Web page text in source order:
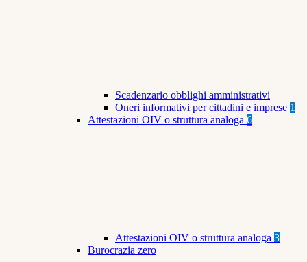
Scadenzario obblighi amministrativi
Oneri informativi per cittadini e imprese 1
Attestazioni OIV o struttura analoga 6
Attestazioni OIV o struttura analoga 3
Burocrazia zero